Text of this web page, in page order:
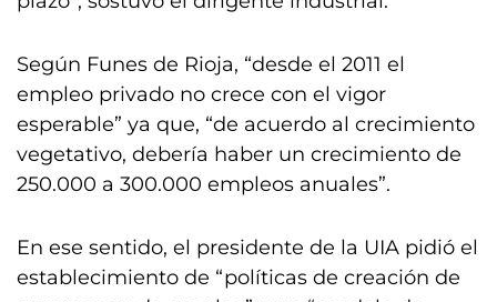
Según Funes de Rioja, “desde el 2011 el
empleo privado no crece con el vigor
esperable” ya que, “de acuerdo al crecimiento
vegetativo, debería haber un crecimiento de
250.000 a 300.000 empleos anuales”.
En ese sentido, el presidente de la UIA pidió el
establecimiento de “políticas de creación de